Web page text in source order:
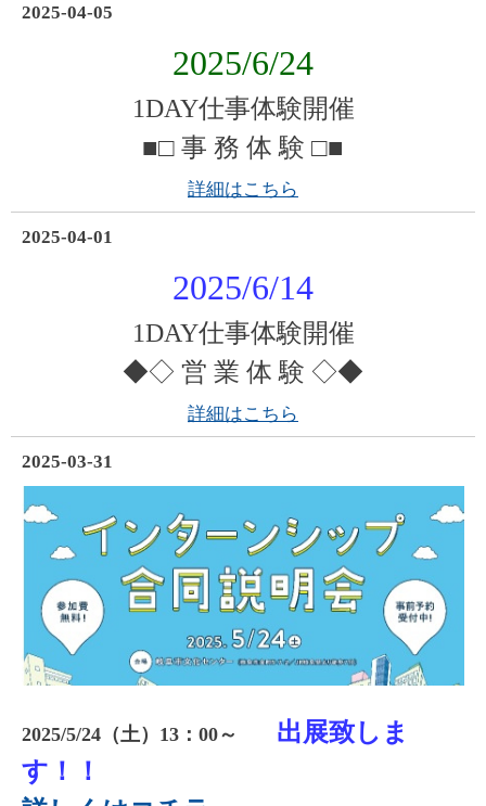
2025-04-05
2025/6/24
1DAY仕事体験開催
■□ 事 務 体 験 □■
詳細はこちら
2025-04-01
2025/6/14
1DAY仕事体験開催
◆◇ 営 業 体 験 ◇◆
詳細はこちら
2025-03-31
2025/5/24（土）13：00～ 出展致しま
す！！